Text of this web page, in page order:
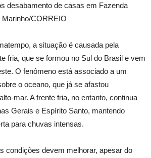
desabamento de casas em Fazenda
CORREIO
a situação é causada pela
fria, que se formou no Sul do Brasil e vem
O fenômeno está associado a um
o oceano, que já se afastou
mar. A frente fria, no entanto, continua
Gerais e Espírito Santo, mantendo
para chuvas intensas.
condições devem melhorar, apesar do